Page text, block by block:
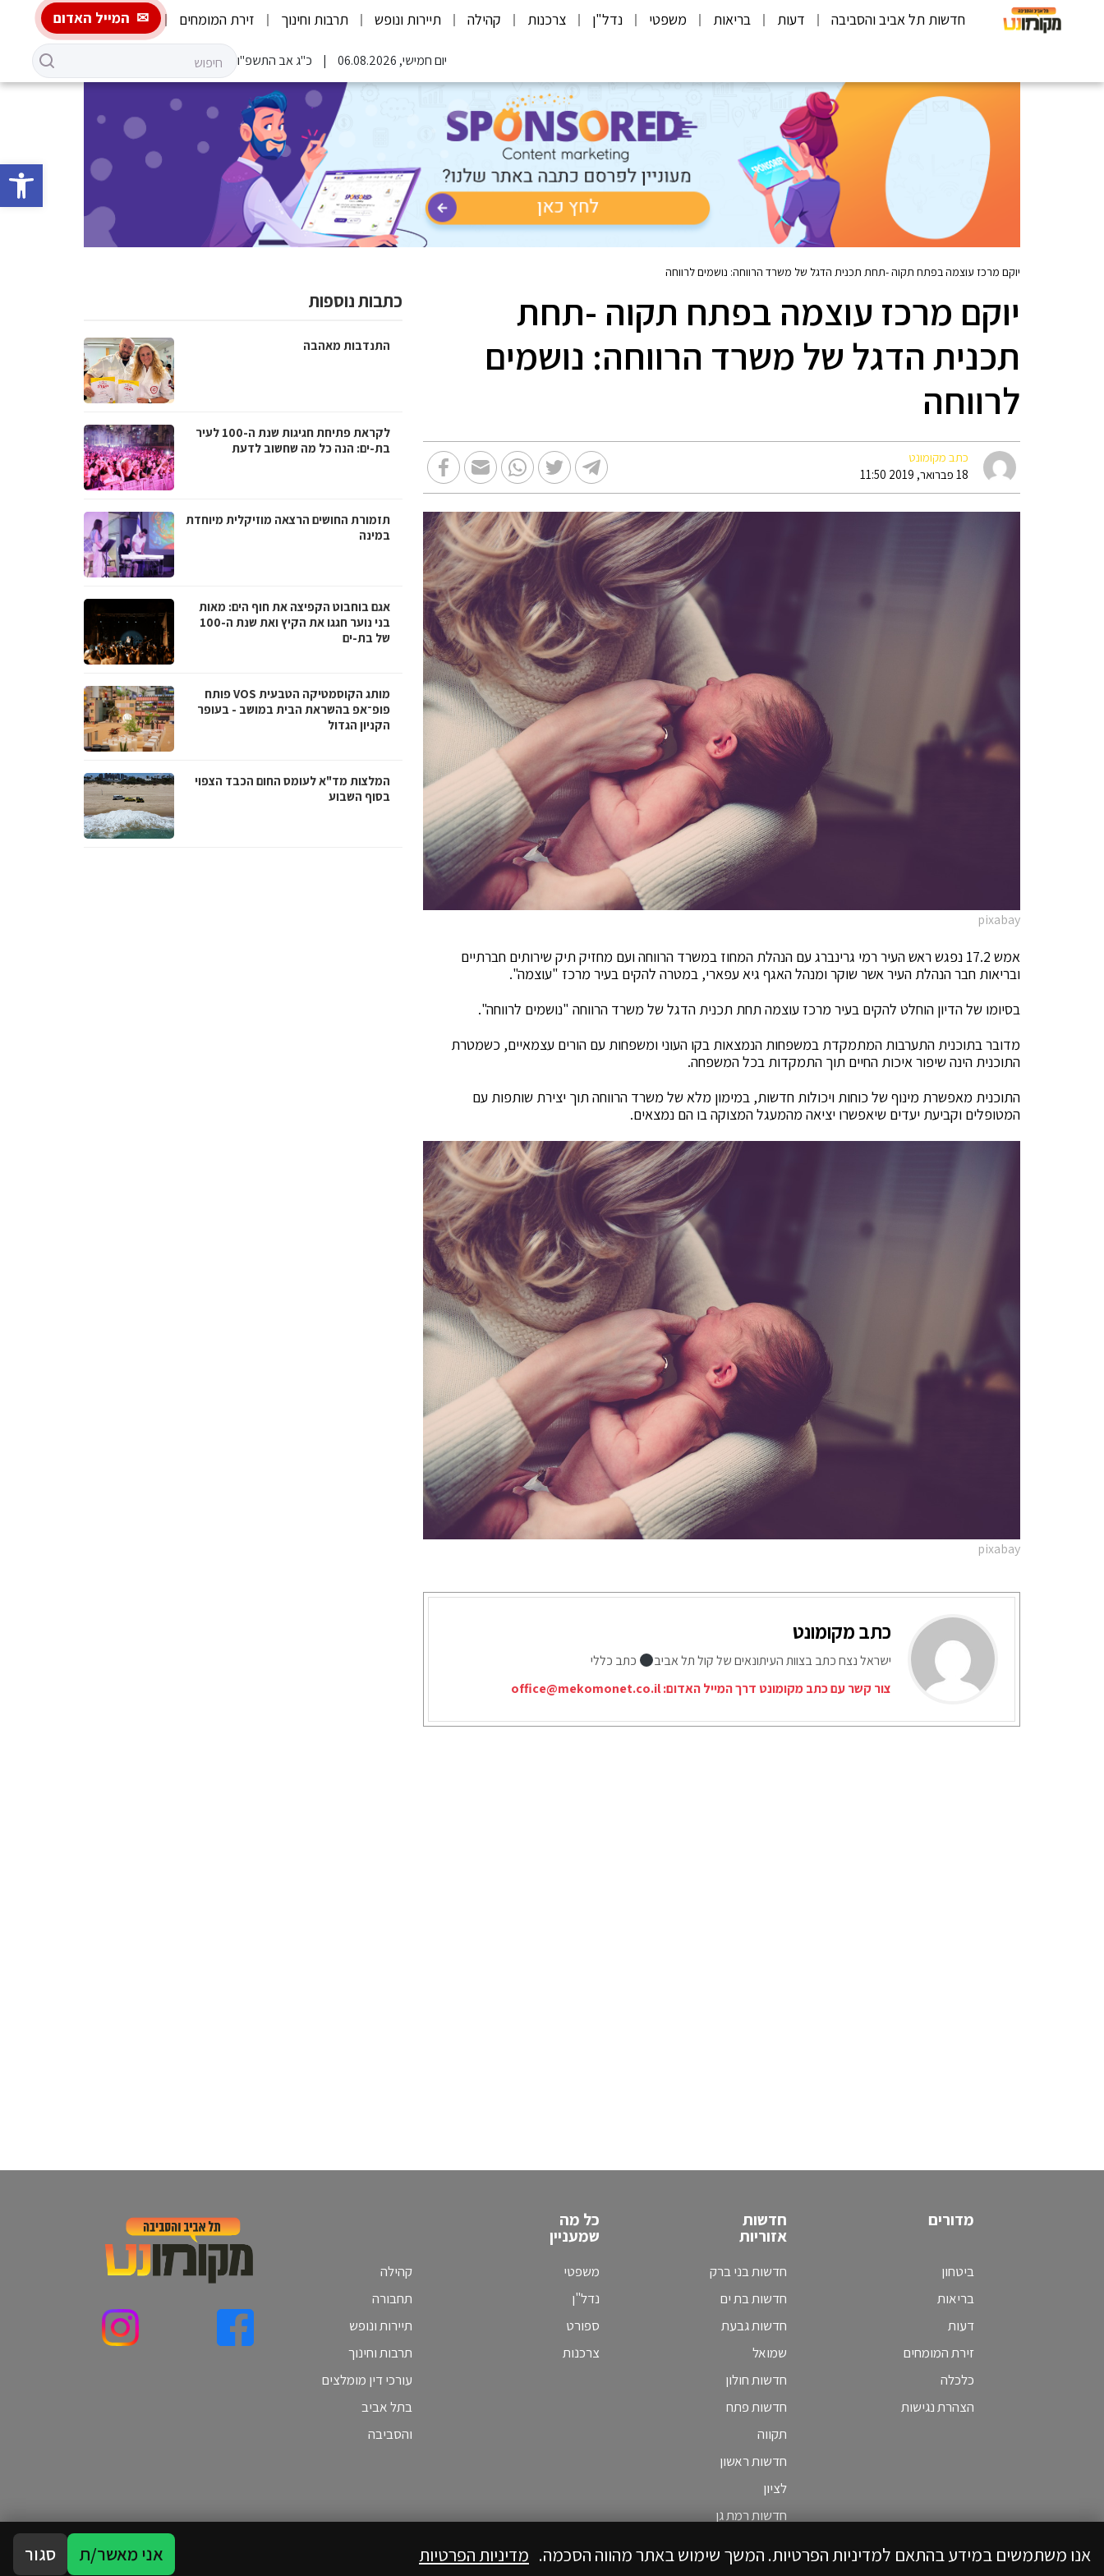
פתח
חדשות תל אביב והסביבה דעות בריאות משפטי נדל"ן צרכנות קהילה תיירות ונופש תרבות וחינוך זירת המומחים המייל האדום
יום חמישי, 06.08.2026 כ"ג אב התשפ"ו
יוקם מרכז עוצמה בפתח תקוה -תחת תכנית הדגל של משרד הרווחה: נושמים לרווחה
יוקם מרכז עוצמה בפתח תקוה -תחת
תכנית הדגל של משרד הרווחה: נושמים
לרווחה
כתב מקומונט
18 פברואר, 2019 11:50
pixabay
אמש 17.2 נפגש ראש העיר רמי גרינברג עם הנהלת המחוז במשרד הרווחה ועם מחזיק תיק שירותים חברתיים
ובריאות חבר הנהלת העיר אשר שוקר ומנהל האגף גיא עפארי, במטרה להקים בעיר מרכז "עוצמה".
בסיומו של הדיון הוחלט להקים בעיר מרכז עוצמה תחת תכנית הדגל של משרד הרווחה "נושמים לרווחה".
מדובר בתוכנית התערבות המתמקדת במשפחות הנמצאות בקו העוני ומשפחות עם הורים עצמאיים, כשמטרת
התוכנית הינה שיפור איכות החיים תוך התמקדות בכל המשפחה.
התוכנית מאפשרת מינוף של כוחות ויכולות חדשות, במימון מלא של משרד הרווחה תוך יצירת שותפות עם
המטופלים וקביעת יעדים שיאפשרו יציאה מהמעגל המצוקה בו הם נמצאים.
pixabay
כתב מקומונט
ישראל נצח כתב בצוות העיתונאים של קול תל אביב
כתב כללי
צור קשר עם כתב מקומונט דרך המייל האדום:office@mekomonet.co.il
כתבות נוספות
התנדבות מאהבה
לקראת פתיחת חגיגות שנת ה-100 לעיר
בת-ים: הנה כל מה שחשוב לדעת
תזמורת החושים הרצאה מוזיקלית מיוחדת
במינה
אגם בוחבוט הקפיצה את חוף הים: מאות
בני נוער חגגו את הקיץ ואת שנת ה-100
של בת-ים
מותג הקוסמטיקה הטבעית VOS פותח
פופ־אפ בהשראת הבית במושב - בעופר
הקניון הגדול
המלצות מד"א לעומס החום הכבד הצפוי
בסוף השבוע
מדורים
ביטחון
בריאות
דעות
זירת המומחים
כלכלה
הצהרת נגישות
חדשות
אזוריות
חדשות בני ברק
חדשות בת ים
חדשות גבעת
שמואל
חדשות חולון
חדשות פתח
תקווה
חדשות ראשון
לציון
חדשות רמת גן
כל מה
שמעניין
משפטי
נדל"ן
ספורט
צרכנות
קהילה
תחבורה
תיירות ונופש
תרבות וחינוך
עורכי דין מומלצים
בתל אביב
והסביבה
אנו משתמשים במידע בהתאם למדיניות הפרטיות. המשך שימוש באתר מהווה הסכמה. מדיניות הפרטיות אני מאשר/ת סגור